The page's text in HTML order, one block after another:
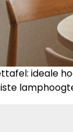
ideale